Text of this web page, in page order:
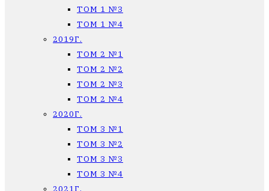
ТОМ 1 №3
ТОМ 1 №4
2019Г.
ТОМ 2 №1
ТОМ 2 №2
ТОМ 2 №3
ТОМ 2 №4
2020Г.
ТОМ 3 №1
ТОМ 3 №2
ТОМ 3 №3
ТОМ 3 №4
2021Г.